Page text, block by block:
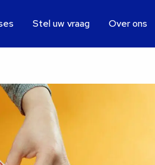
Stel uw vraag Over ons